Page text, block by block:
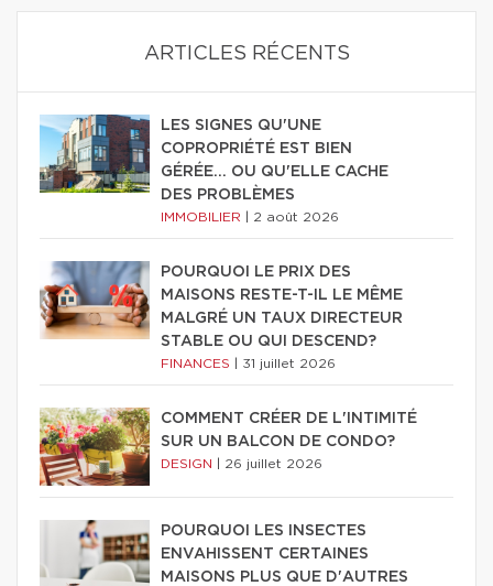
ARTICLES RÉCENTS
LES SIGNES QU'UNE
COPROPRIÉTÉ EST BIEN
GÉRÉE… OU QU'ELLE CACHE
DES PROBLÈMES
IMMOBILIER 2 août 2026
POURQUOI LE PRIX DES
MAISONS RESTE-T-IL LE MÊME
MALGRÉ UN TAUX DIRECTEUR
STABLE OU QUI DESCEND?
FINANCES 31 juillet 2026
COMMENT CRÉER DE L'INTIMITÉ
SUR UN BALCON DE CONDO?
DESIGN 26 juillet 2026
POURQUOI LES INSECTES
ENVAHISSENT CERTAINES
MAISONS PLUS QUE D'AUTRES